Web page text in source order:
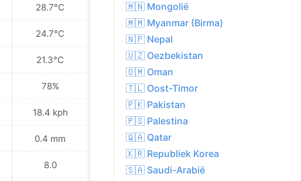
28.7°C
24.7°C
21.3°C
78%
18.4 kph
0.4 mm
8.0
27.9°C
24.6°C
22.3°C
76%
22.3 kph
0.1 mm
8.0
🇲🇳 Mongolië
🇲🇲 Myanmar (Birma)
🇳🇵 Nepal
🇺🇿 Oezbekistan
🇴🇲 Oman
🇹🇱 Oost-Timor
🇵🇰 Pakistan
🇵🇸 Palestina
🇶🇦 Qatar
🇰🇷 Republiek Korea
🇸🇦 Saudi-Arabië